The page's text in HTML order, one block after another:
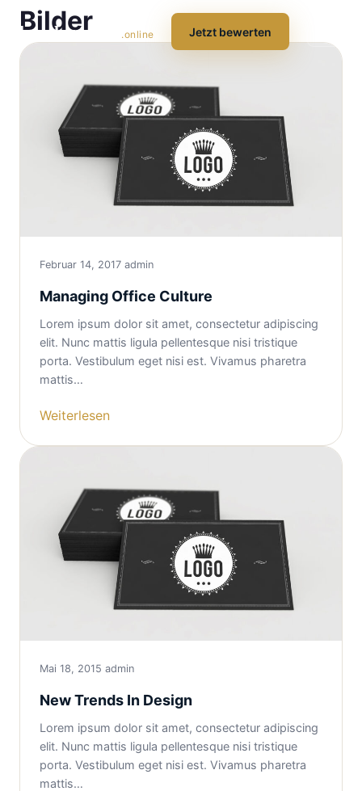
hausbewerten .online Jetzt bewerten
Bilder
Februar 14, 2017 admin
Managing Office Culture
Lorem ipsum dolor sit amet, consectetur adipiscing
elit. Nunc mattis ligula pellentesque nisi tristique
porta. Vestibulum eget nisi est. Vivamus pharetra
mattis…
Weiterlesen
Mai 18, 2015 admin
New Trends In Design
Lorem ipsum dolor sit amet, consectetur adipiscing
elit. Nunc mattis ligula pellentesque nisi tristique
porta. Vestibulum eget nisi est. Vivamus pharetra
mattis…